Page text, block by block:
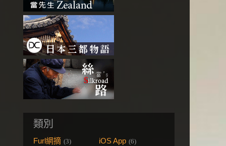
類別
Furl網摘 (3) iOS App (6)